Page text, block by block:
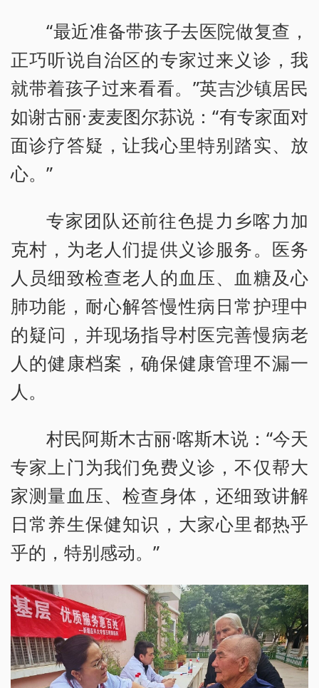
“最近准备带孩子去医院做复查，
正巧听说自治区的专家过来义诊，我
就带着孩子过来看看。”英吉沙镇居民
如谢古丽·麦麦图尔荪说：“有专家面对
面诊疗答疑，让我心里特别踏实、放
心。”
专家团队还前往色提力乡喀力加
克村，为老人们提供义诊服务。医务
人员细致检查老人的血压、血糖及心
肺功能，耐心解答慢性病日常护理中
的疑问，并现场指导村医完善慢病老
人的健康档案，确保健康管理不漏一
人。
村民阿斯木古丽·喀斯木说：“今天
专家上门为我们免费义诊，不仅帮大
家测量血压、检查身体，还细致讲解
日常养生保健知识，大家心里都热乎
乎的，特别感动。”